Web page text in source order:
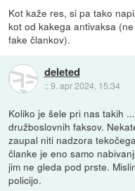
Kot kaže res, si pa tako
kot od kakega antivaksa
fake člankov).
deleted
::9. apr 2024, 15:34
Koliko je šele pri nas takih
družboslovnih faksov.
zaupal niti nadzora
članke je eno samo
jim ne gleda pod prste.
policijo.